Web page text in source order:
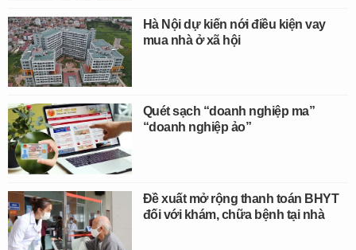
Hà Nội dự kiến nới điều kiện vay
mua nhà ở xã hội
Quét sạch “doanh nghiệp ma”
“doanh nghiệp ảo”
Đề xuất mở rộng thanh toán BHYT
đối với khám, chữa bệnh tại nhà